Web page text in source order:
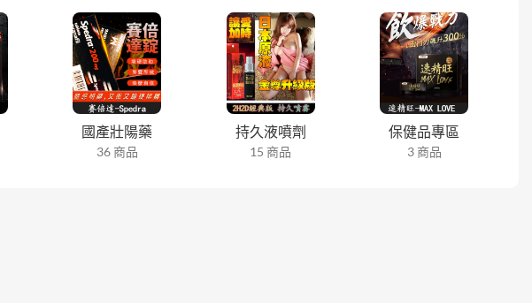
國產壯陽藥
36 商品
持久液噴劑
15 商品
保健品專區
3 商品